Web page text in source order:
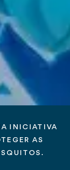
INICIATIVA
AS